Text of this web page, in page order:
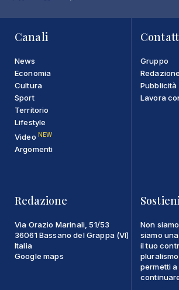
Canali
News
Economia
Cultura
Sport
Territorio
Lifestyle
Video NEW
Argomenti
Gruppo
Redazione
Pubblicità
Lavora
Redazione
Via Orazio Marinali, 51/53
36061 Bassano del Grappa (VI)
Italia
Google maps
Non
siamo
il tuo
permetti